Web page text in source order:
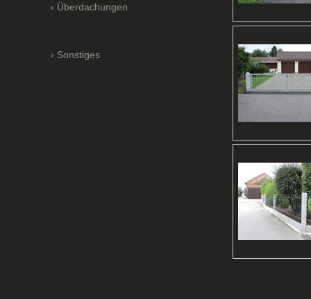
Überdachungen
Sonstiges